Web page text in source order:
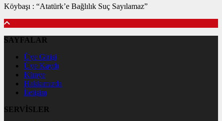
Köybaşı : “Atatürk’e Bağlılık Suç Sayılamaz”
SAYFALAR
Üye Girişi
Üye Kaydı
Künye
Hakkımızda
İletişim
SERVİSLER